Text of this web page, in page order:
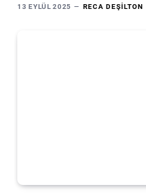
13 EYLÜL 2025 RECA DEŞILTON